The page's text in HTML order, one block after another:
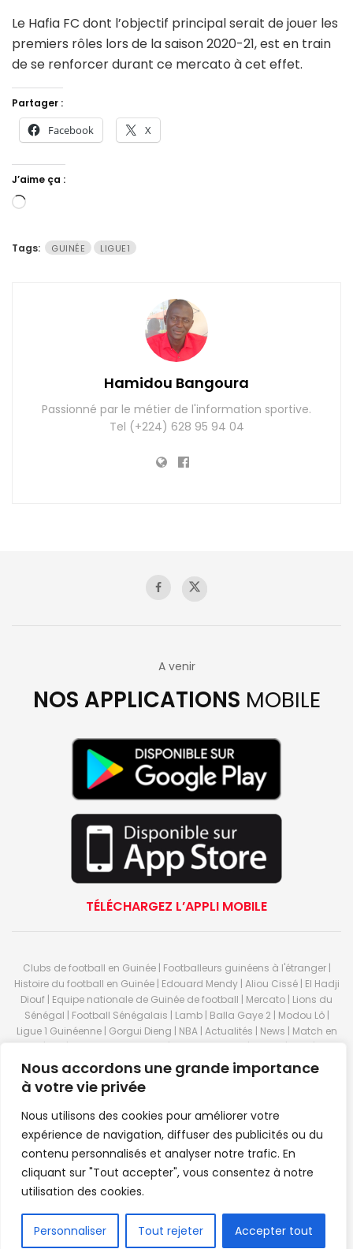
Nous accordons une grande importance
à votre vie privée
Nous utilisons des cookies pour améliorer votre
expérience de navigation, diffuser des publicités ou du
contenu personnalisés et analyser notre trafic. En
cliquant sur "Tout accepter", vous consentez à notre
utilisation des cookies.
Personnaliser Tout rejeter Accepter tout
Le Hafia FC dont l’objectif principal serait de jouer les
premiers rôles lors de la saison 2020-21, est en train
de se renforcer durant ce mercato à cet effet.
Partager :
Facebook X
J’aime ça :
Chargement…
Tags: GUINÉE LIGUE1
Hamidou Bangoura
Passionné par le métier de l'information sportive.
Tel (+224) 628 95 94 04
A venir
NOS APPLICATIONS MOBILE
TÉLÉCHARGEZ L’APPLI MOBILE
Clubs de football en Guinée | Footballeurs guinéens à l'étranger |
Histoire du football en Guinée | Edouard Mendy | Aliou Cissé | El Hadji
Diouf | Equipe nationale de Guinée de football | Mercato | Lions du
Sénégal | Football Sénégalais | Lamb | Balla Gaye 2 | Modou Lô |
Ligue 1 Guinéenne | Gorgui Dieng | NBA | Actualités | News | Match en
direct | But | Actualité au Guinée | Premier League | Ligue 1 | Liga | Serie
A | LSFP | Conakry | Guinée | Sport Guineen | Basket Guineens | Foot
Guineen | Handball Guinee | Match Guinee | Championnat Guinée |
Stade du 28 septembre | Coupe d'Afrique des nations de football |
Equipe de Guinee| Equipe national de Guinée | Senegal Equipe |
Guinée | Le Senegal | Dakar | Coupe de Guinée | Stade du 28
septembre | Foot Club | Sport Guinee | Sport Senegal | Paris Foot |
Sport en direct | Boxe | Sénégal Dakar | La Guinée | Live Sport | RTG |
Guinee en direct | Foot en direct | Foot direct | Eurosports | Football
direct | Vidéo | Télécharger Africasport | Clubs de football guinéens |
magazine theme byConfordev.
FR